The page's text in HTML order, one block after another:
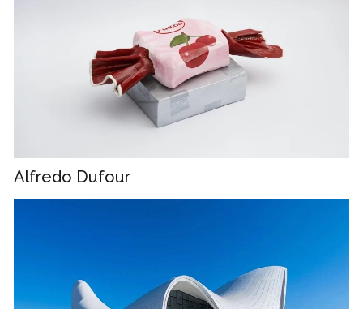
Alfredo Dufour